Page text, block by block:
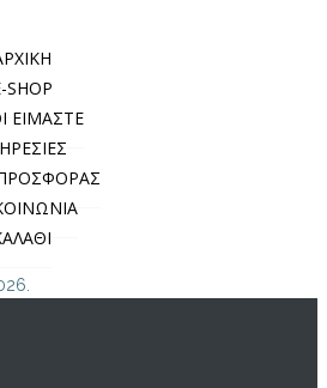
SHOP
ΕΙΜΑΣΤΕ